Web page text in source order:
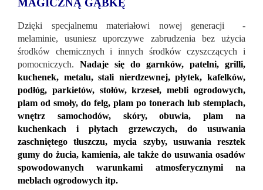
MAGICZNĄ GĄBKĘ
Dzięki specjalnemu materiałowi nowej generacji -
melaminie, usuniesz uporczywe zabrudzenia bez użycia
środków chemicznych i innych środków czyszczących i
pomocniczych. Nadaje się do garnków, patelni, grilli,
kuchenek, metalu, stali nierdzewnej, płytek, kafelków,
podłóg, parkietów, stołów, krzeseł, mebli ogrodowych,
plam od smoły, do felg, plam po tonerach lub stemplach,
wnętrz samochodów, skóry, obuwia, plam na
kuchenkach i płytach grzewczych, do usuwania
zaschniętego tłuszczu, mycia szyby, usuwania resztek
gumy do żucia, kamienia, ale także do usuwania osadów
spowodowanych warunkami atmosferycznymi na
meblach ogrodowych itp.